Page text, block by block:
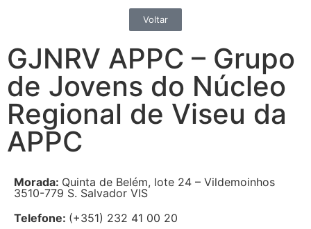
Voltar
GJNRV APPC – Grupo
de Jovens do Núcleo
Regional de Viseu da
APPC
Morada: Quinta de Belém, lote 24 – Vildemoinhos
3510-779 S. Salvador VIS
Telefone: (+351) 232 41 00 20